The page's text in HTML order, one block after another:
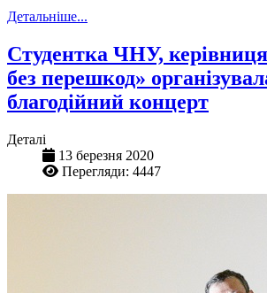
Детальніше...
Студентка ЧНУ,
без перешкод»
благодійний концерт
Деталі
13 березня 2020
Перегляди: 4447